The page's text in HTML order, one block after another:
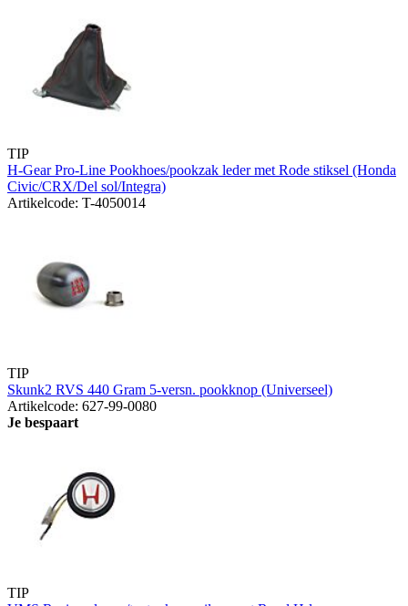
TIP
H-Gear Pro-Line Pookhoes/pookzak leder met Rode stiksel (Honda
Civic/CRX/Del sol/Integra)
Artikelcode: T-4050014
TIP
Skunk2 RVS 440 Gram 5-versn. pookknop (Universeel)
Artikelcode: 627-99-0080
Je bespaart
TIP